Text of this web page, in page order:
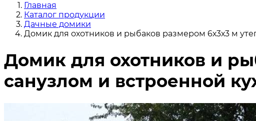
Главная
Каталог продукции
Дачные домики
Домик для охотников и рыбаков размером 6х3х3 м
Домик для охотников и
санузлом и встроенной